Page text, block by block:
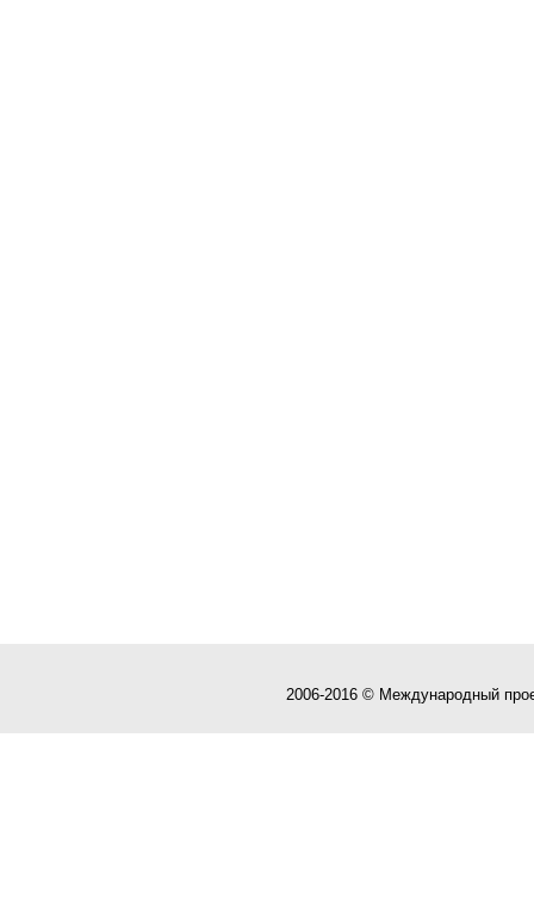
2006-2016 © Международный